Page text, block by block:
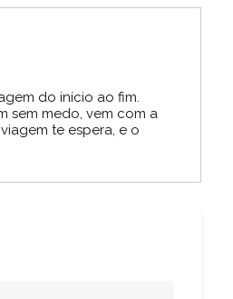
do início ao fim.
sem medo, vem com a
te espera, e o